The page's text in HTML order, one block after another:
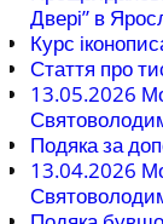
Двері” в
Курс
Стаття про
13.05.2026
Подяка за
13.04.2026